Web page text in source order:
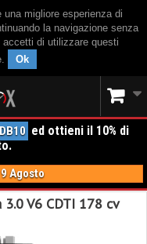
migliore esperienza di
la navigazione senza
accetti di utilizzare questi
. Ok
DB10 ed ottieni il 10% di
Agosto
V6 CDTI 178 cv